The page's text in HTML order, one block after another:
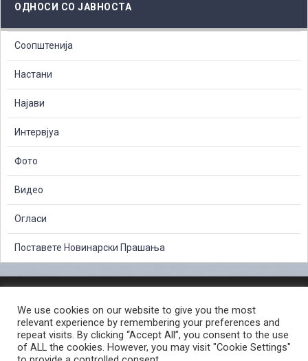
ОДНОСИ СО ЈАВНОСТА
Соопштенија
Настани
Најави
Интервјуа
Фото
Видео
Огласи
Поставете Новинарски Прашања
СЛОБОДЕН ПРИСТАП ДО ИНФОРМАЦИИ ОД ЈАВЕН КАРАКТЕР
ПОСТАПКА ЗА ПРИЈАВА НА КРИВИЧНО ДЕЛО
КОРИСНИ ЛИНКОВИ
ПОЛИТИКА ЗА ПРИВАТНОСТ ВЕБ СТРАНИЦА
We use cookies on our website to give you the most
relevant experience by remembering your preferences and
repeat visits. By clicking “Accept All”, you consent to the use
of ALL the cookies. However, you may visit "Cookie Settings"